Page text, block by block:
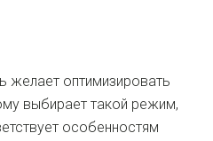
желает оптимизировать
выбирает такой режим,
особенностям